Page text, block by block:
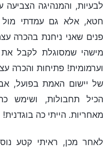
לבעיות, והמנהיגה
חטא, אלא גם עמדתי מול
פנים שאני ניחנת בהכרה
מישהי שמסוגלת לקבל את
וערמומית! פתיחות והכרה
של יישום האמת בפועל,
הכיל תחבולות, ושימש
מאחריות. הייתי כה בוגדנית!
לאחר מכן, ראיתי קטע